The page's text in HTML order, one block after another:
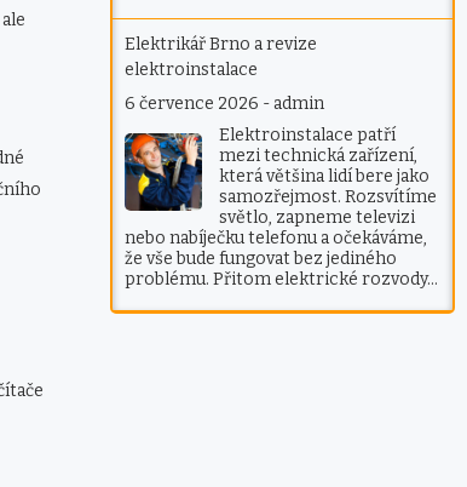
Elektrikář Brno a revize
elektroinstalace
6 července 2026 - admin
Elektroinstalace patří
mezi technická zařízení,
která většina lidí bere jako
samozřejmost. Rozsvítíme
světlo, zapneme televizi
nebo nabíječku telefonu a očekáváme,
že vše bude fungovat bez jediného
problému. Přitom elektrické rozvody…